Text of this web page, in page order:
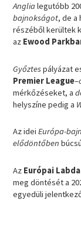
Anglialegutóbb
bajnokságot, de a
részéből kerültek
az Ewood
Győztespályázat
Premier League–
mérkőzéseket, a
helyszíne pedig a
Az ideiEurópa-
elődöntőben
Az Európai
meg döntését a
egyedüli